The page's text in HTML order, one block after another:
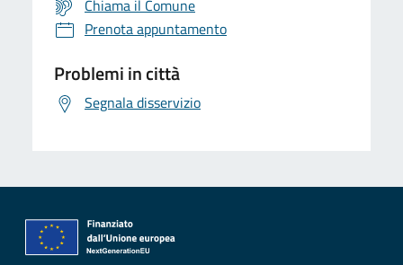
Chiama il Comune
Prenota appuntamento
Problemi in città
Segnala disservizio